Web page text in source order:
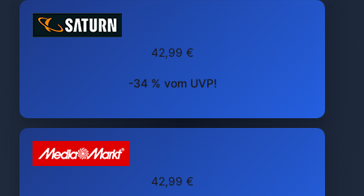
42,99 €
-34 % vom UVP!
42,99 €